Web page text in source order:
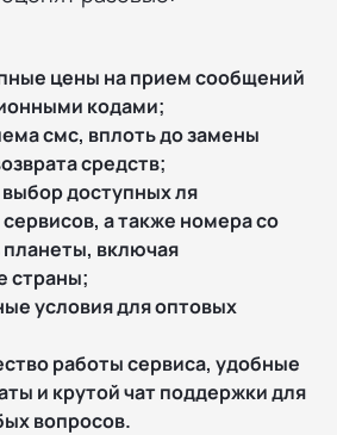
цены на прием сообщений
кодами;
смс, вплоть до замены
средств;
доступных ля
а также номера со
планеты, включая
страны;
условия для оптовых
работы сервиса, удобные
и крутой чат поддержки для
вопросов.